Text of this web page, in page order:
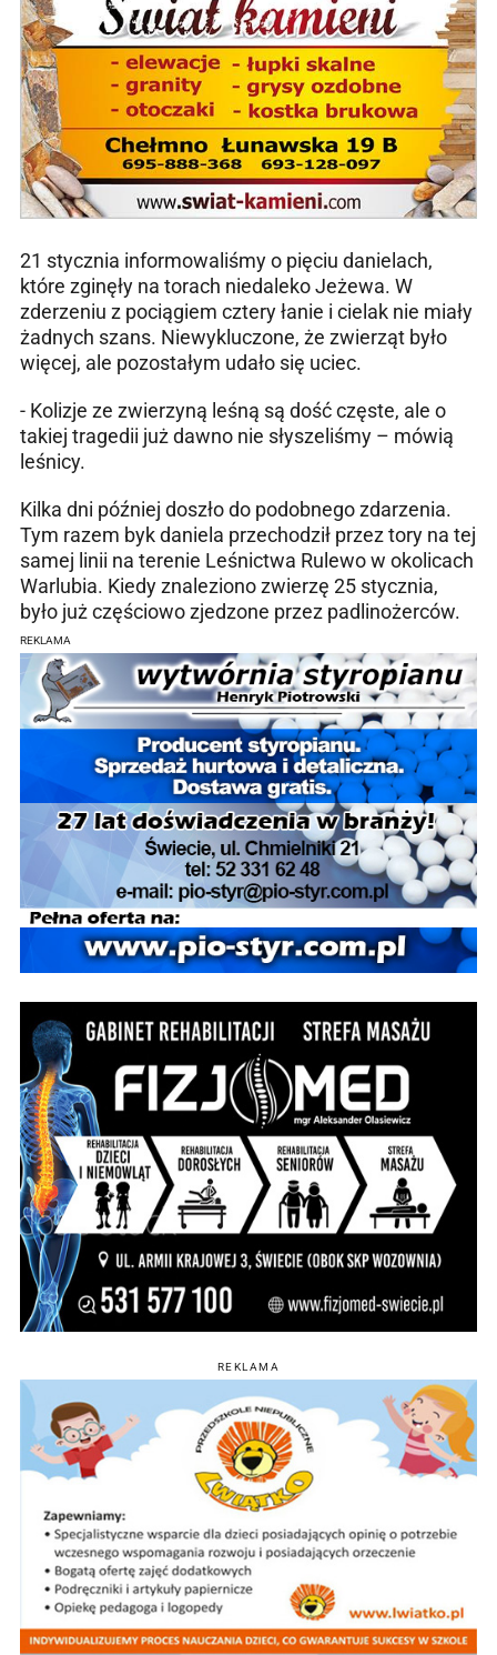
21 stycznia informowaliśmy o pięciu danielach,
które zginęły na torach niedaleko Jeżewa. W
zderzeniu z pociągiem cztery łanie i cielak nie miały
żadnych szans. Niewykluczone, że zwierząt było
więcej, ale pozostałym udało się uciec.
- Kolizje ze zwierzyną leśną są dość częste, ale o
takiej tragedii już dawno nie słyszeliśmy – mówią
leśnicy.
Kilka dni później doszło do podobnego zdarzenia.
Tym razem byk daniela przechodził przez tory na tej
samej linii na terenie Leśnictwa Rulewo w okolicach
Warlubia. Kiedy znaleziono zwierzę 25 stycznia,
było już częściowo zjedzone przez padlinożerców.
REKLAMA
REKLAMA